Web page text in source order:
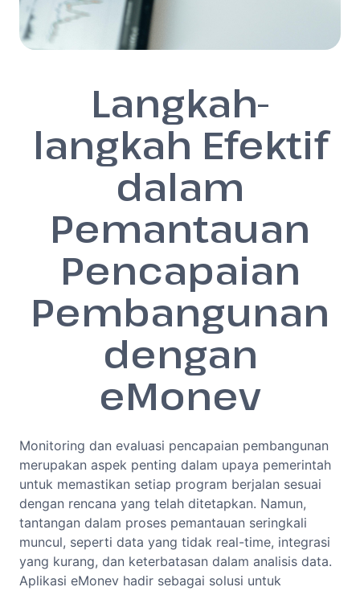
Langkah-
langkah Efektif
dalam
Pemantauan
Pencapaian
Pembangunan
dengan
eMonev
Monitoring dan evaluasi pencapaian pembangunan
merupakan aspek penting dalam upaya pemerintah
untuk memastikan setiap program berjalan sesuai
dengan rencana yang telah ditetapkan. Namun,
tantangan dalam proses pemantauan seringkali
muncul, seperti data yang tidak real-time, integrasi
yang kurang, dan keterbatasan dalam analisis data.
Aplikasi eMonev hadir sebagai solusi untuk